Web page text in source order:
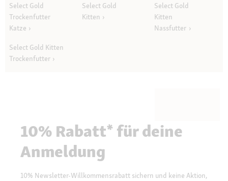
Select Gold
Trockenfutter
Katze
Select Gold
Kitten
Select Gold
Kitten
Nassfutter
Select Gold Kitten
Trockenfutter
10% Rabatt* für deine
Anmeldung
10% Newsletter-Willkommensrabatt sichern und keine Aktion,